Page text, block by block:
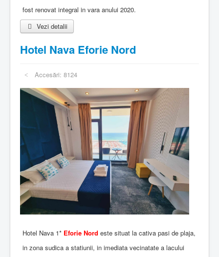
fost renovat integral in vara anului 2020.
Vezi detalii
Hotel Nava Eforie Nord
Accesări: 8124
Hotel Nava 1* Eforie Nord este situat la cativa pasi de plaja,
in zona sudica a statiunii, in imediata vecinatate a lacului